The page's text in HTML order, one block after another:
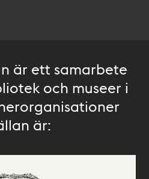
är ett samarbete
och museer i
är: